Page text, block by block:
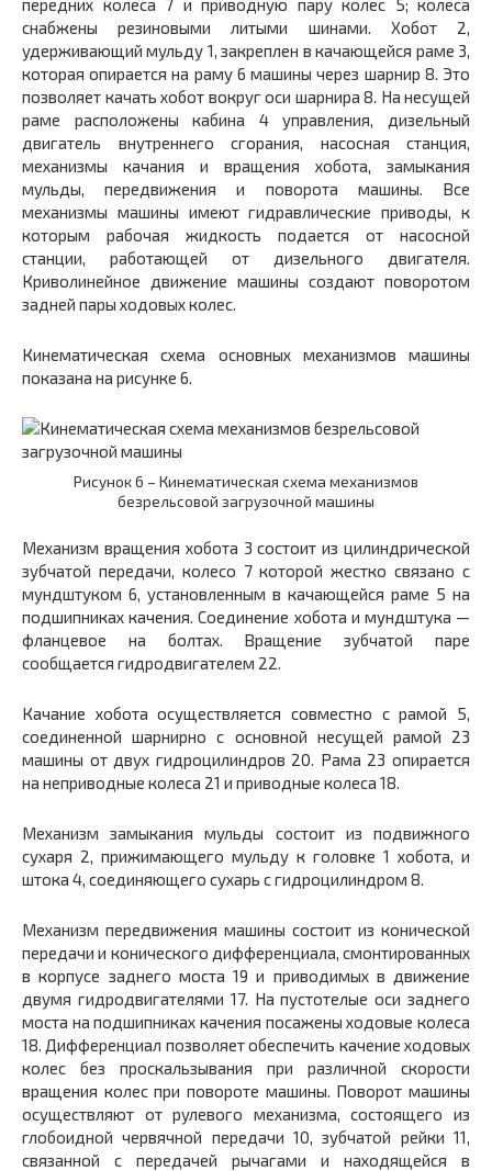
передних колеса 7 и приводную пару колес 5; колеса
снабжены резиновыми литыми шинами. Хобот 2,
удерживающий мульду 1,закреплен в качающейся раме 3,
которая опирается на раму 6машины через шарнир 8. Это
позволяет качать хобот вокруг оси шарнира 8. На несущей
раме расположены кабина 4управления, дизельный
двигатель внутреннего сгорания, насосная станция,
механизмы качания и вращения хобота, замыкания
мульды, передвижения и поворота машины. Все
механизмы машины имеют гидравлические приводы, к
которым рабочая жидкость подается от насосной
станции, работающей от дизельного двигателя.
Криволинейное движение машины создают поворотом
задней пары ходовых колес.
Кинематическая схема основных механизмов машины
показана на рисунке 6.
Рисунок 6 – Кинематическая схема механизмов
безрельсовой загрузочной машины
Механизм вращения хобота 3состоит из цилиндрической
зубчатой передачи, колесо 7которой жестко связано с
мундштуком 6, установленным в качающейся раме 5 на
подшипниках качения. Соединение хобота и мундштука —
фланцевое на болтах. Вращение зубчатой паре
сообщается гидродвигателем 22.
Качание хобота осуществляется совместно с рамой 5,
соединенной шарнирно с основной несущей рамой 23
машины от двух гидроцилиндров 20. Рама 23опирается
на неприводные колеса 21 и приводные колеса 18.
Механизм замыкания мульды состоит из подвижного
сухаря 2, прижимающего мульду к головке 1 хобота, и
штока 4, соединяющего сухарь с гидроцилиндром 8.
Механизм передвижения машины состоит из конической
передачи и конического дифференциала, смонтированных
в корпусе заднего моста 19и приводимых в движение
двумя гидродвигателями 17. На пустотелые оси заднего
моста на подшипниках качения посажены ходовые колеса
18. Дифференциал позволяет обеспечить качение ходовых
колес без проскальзывания при различной скорости
вращения колес при повороте машины. Поворот машины
осуществляют от рулевого механизма, состоящего из
глобоидной червячной передачи 10,зубчатой рейки11,
связанной с передачей рычагами и находящейся в